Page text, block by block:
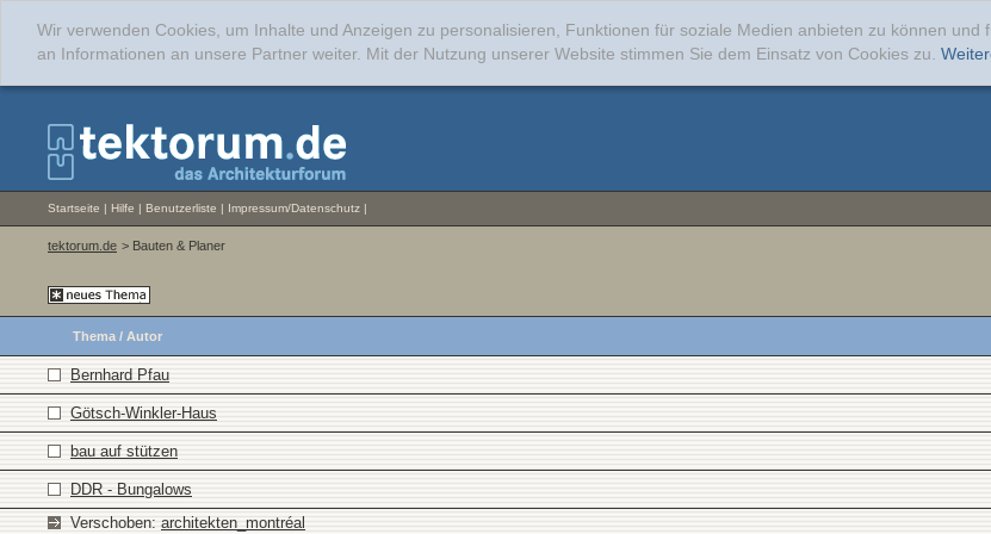
Wir verwenden Cookies, um Inhalte und Anzeigen zu personalisieren, Funktionen für soziale Medien anbieten zu können
an Informationen an unsere Partner weiter. Mit der Nutzung unserer Website stimmen Sie dem Einsatz von Cookies zu.
Startseite | Hilfe | Benutzerliste | Impressum/Datenschutz |
tektorum.de > Bauten & Planer
Thema / Autor
Bernhard Pfau
Götsch-Winkler-Haus
bau auf stützen
DDR - Bungalows
Verschoben: architekten_montréal